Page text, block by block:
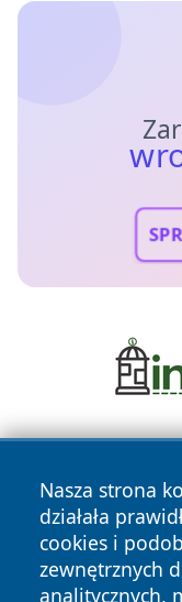
Nasza strona
działała
cookies i
zewnętrznych
analitycznych,
Copyright © 2026